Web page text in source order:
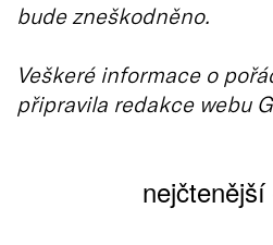
bude zneškodněno.
Veškeré informace o
připravila redakce webu